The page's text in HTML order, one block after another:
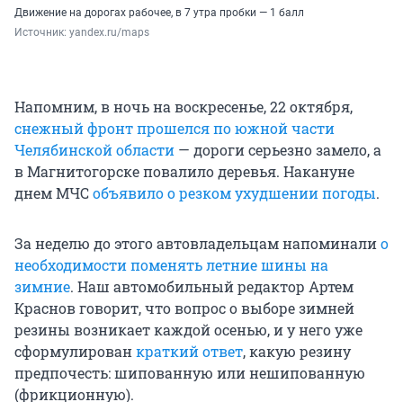
Движение на дорогах рабочее, в 7 утра пробки — 1 балл
Источник: yandex.ru/maps
Напомним, в ночь на воскресенье, 22 октября,
снежный фронт прошелся по южной части
Челябинской области — дороги серьезно замело, а
в Магнитогорске повалило деревья. Накануне
днем МЧСобъявило о резком ухудшении погоды.
За неделю до этого автовладельцам напоминалио
необходимости поменять летние шины на
зимние. Наш автомобильный редактор Артем
Краснов говорит, что вопрос о выборе зимней
резины возникает каждой осенью, и у него уже
сформулированкраткий ответ, какую резину
предпочесть: шипованную или нешипованную
(фрикционную).